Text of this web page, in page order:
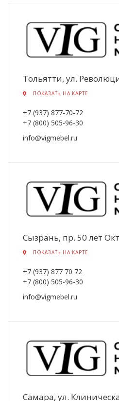
Тольятти, ул.
ПОКАЗАТЬ НА КАРТЕ
+7 (937) 877-70-72
+7 (800) 505-96-30
info@vigmebel.ru
Сызрань, пр. 50 лет
ПОКАЗАТЬ НА КАРТЕ
+7 (937) 877 70 72
+7 (800) 505-96-30
info@vigmebel.ru
Самара, ул.